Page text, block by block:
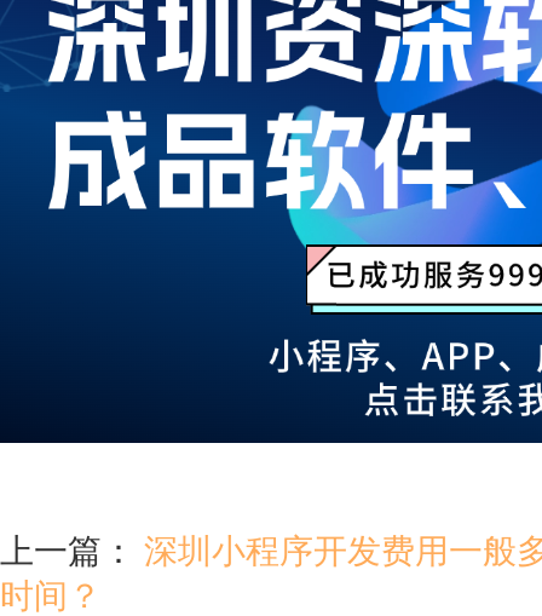
上一篇： 深圳小程序开发费用一般
时间？